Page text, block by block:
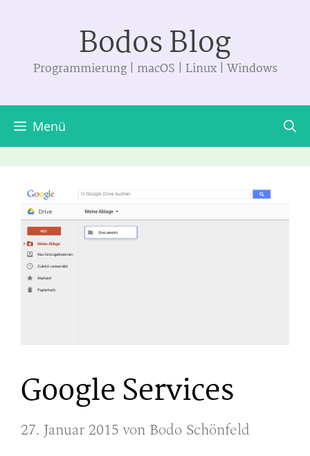
springen
Bodos Blog
Programmierung | macOS | Linux | Windows
Menü
Google Services
27. Januar 2015 von Bodo Schönfeld